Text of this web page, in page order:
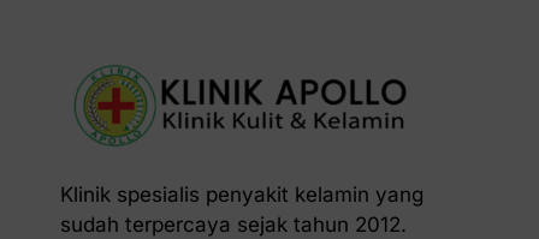
Klinik spesialis penyakit kelamin yang
sudah terpercaya sejak tahun 2012.